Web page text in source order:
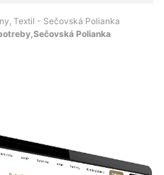
Textil - Sečovská Polianka
Polianka